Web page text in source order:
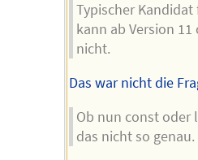
Typischer Kandidat
kann ab Version
nicht.
Das war nicht die
Ob nun const oder
das nicht so genau.